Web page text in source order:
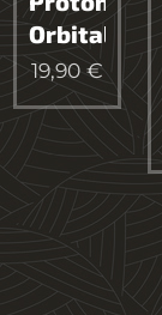
Orbital
19,90 €